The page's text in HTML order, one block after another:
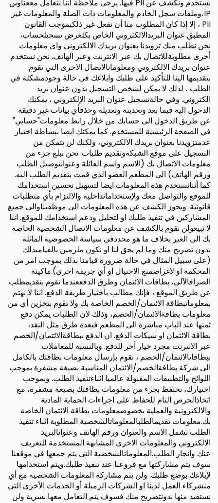
نستخدم ونكشف عن PII فيها. يرجى ملاحظة أننا نتعامل مععناوين
IP،وملفات سجل الخادم والمعلومات ذات الصلة والمعلومات غير
PII ، إلا إذا كان المطلوب منا أن نفعل غير ذلكبموجب القانون
المطبق.عنوان البريدالالكتروني الخاص بكلغرض تسجيلحساب،
نحن نطلب منك تزويدنا بعنوان بريدك الالكتروني واي معلومات
أخرى مطلوبةللاتصال بك عبر الانترنت وعبر الهاتف. نحن نستخدم
عنوان بريدك الالكتروني ومعلوماتالاتصال الاخرى التي تقوم
بتقديمها الينا للتأكيد على طلبك وابلاغك في حالة وجودمشكلة في
الطلب ، لذلك لا يمكن لشخص التسجيل بدون عنوان بريد
الكتروني. وفي حالةتسجيل عنوان البريد الإلكتروني ، يمكنك
الدخول اليه فيما بعد وتحديثه وتعديله وحذفأي بيانات غير دقيقة
عن طريق الدخول الى حسابك من خلال رابط معلومات"حسابي"
في الصفحة الرئيسية للمستخدم. كما يمكنك ايضا ببساطة اختيار
عدمتزويدنا بعنوان بريدك الالكتروني، ولكنك لن تتمكن من
التسجيل على موقع الشبكةوتقديم طلبات. نحن نبلغ جزء من
معلومات الاتصال بك (الاسم واسم العائلة وعنوانتوصيل الطلب
ورقم الهاتف) الى المطعم العضو الذي قمت بتقديم الطلب اليه.
كما أننانستخدم هذه المعلومات ايضا لتسهيل تحسين استخدامك
للموقع والتواصل معك ولإستخداماتداخلية والالتزام بأي متطلبات
قانونية. ويجوز الكشف عن هذه المعلومات الى موظفيناوالى جميع
المشاركين في تنفيذ طلبك او لتحليل ودعم استخدامك للموقع. اننا
لا نبيعولن نقوم بالكشف عن معلومات الاتصال الشخصية الخاصة
بك الى الغير بخلاف ما هو محددفي سياسة الخصوصية الماثلة
بدون تصريح منك وما لم يحق لنا او نكون ملزمين بالقيامبذلك
(على سبيل المثال في حالة ضرورة قيامنا بذلك بموجب امر من
المحكمة او لاغراضمنع الاحتيال او أي جريمة اخرى).ماكينة
الصرافالآلي، بطاقات الائتمان وطرق الدفععندما تقوم بتقديمطلب
عن طريق الموقع ، فإنك مطالب باختيار طريقة الدفع. اننا لا نهتم
بمعلوماتبطاقة الائتمان/الخصم الخاصة بك ولا تقوم بتخزين أي من
معلومات بطاقةالائتمان/الخصم، وذلك لان الطلبات يمكن دفع
ثمنها عند الباب مباشرة الى المطعم فيعدة طرق مثل النقد،
بطاقة الائتمان او شيكات الدفع. ان الدفع ببطاقةالائتمان/الخصم
عبر الانترنت مجرد خيار آخر للدفع. وبالنسبة للمعاملات
ببطاقاتالائتمان/الخصم ، نقوم بإرسال معلومات بطاقتك بالكامل
الى شركة بطاقةالخصم/الائتمان المناسبة بصيغة مشفرة بموجب
اللوائح والتطبيقات المقبولة عالميا اثناءتنفيذ الطلب. وبموجب
اختيارك، نحتفظ بجزء من معلومات بطاقتك بصيغة مشفرة، مع
اتخاذالحرص التام للحفاظ على اجراءات الحماية المادية
والالكترونية والعملية بخصوصمعلومات بطاقة الائتمان الخاصة
بك.معلومات تقديمالطلبالمعلوماتالشخصية المطلوبة اثناء تنفيذ
الطلب تشمل الاسم والعنوان ورقم الهاتف وعنوانالبريد
الالكتروني والمعلومات الاخرى المشابهة المستخدمة للتعريف
عنك وانجاز الطلب.المعلوماتالشخصية التي يتم جمعها في موقعنا
سوف يتم مشاركتها مع فروعنا عند تنفيذ طلبك.ويتم استخدامها
لإبلاغك بوضع طلبك. ولن يتم مشاركة المعلومات الشخصية مع أي
منشركاء العمل لدينا او الشركات الزميلة أو الخدمات الأخرى التي
نستفيد منها بدونتصريح منك فسوف يتم التعامل معها بسرية ولن